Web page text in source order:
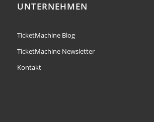
UNTERNEHMEN
TicketMachine Blog
TicketMachine Newsletter
Kontakt